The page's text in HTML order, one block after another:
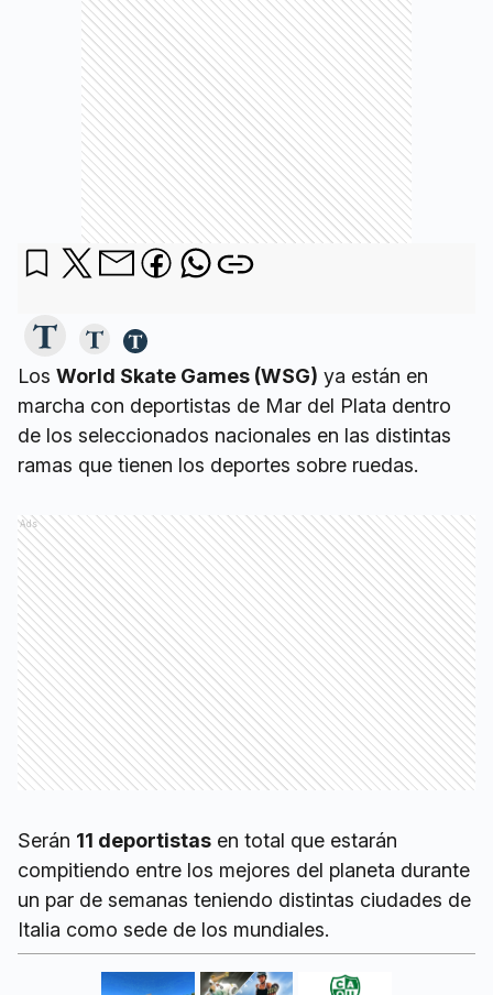
Los World Skate Games (WSG) ya están en
marcha con deportistas de Mar del Plata dentro
de los seleccionados nacionales en las distintas
ramas que tienen los deportes sobre ruedas.
Ads
Serán 11 deportistas en total que estarán
compitiendo entre los mejores del planeta durante
un par de semanas teniendo distintas ciudades de
Italia como sede de los mundiales.